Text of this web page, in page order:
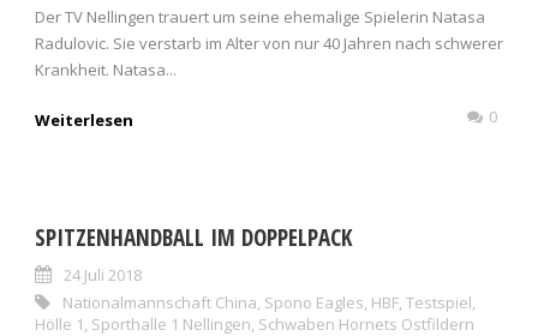
Der TV Nellingen trauert um seine ehemalige Spielerin Natasa
Radulovic. Sie verstarb im Alter von nur 40 Jahren nach schwerer
Krankheit. Natasa...
Weiterlesen 0
SPITZENHANDBALL IM DOPPELPACK
24 Juli 2018
Nationalmannschaft China Spono Eagles HBF Testspiel
Hölle 1 Sporthalle 1 Nellingen Schwaben Hornets Ostfildern